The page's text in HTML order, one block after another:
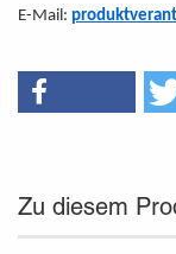
E-Mail:
Zu diesem